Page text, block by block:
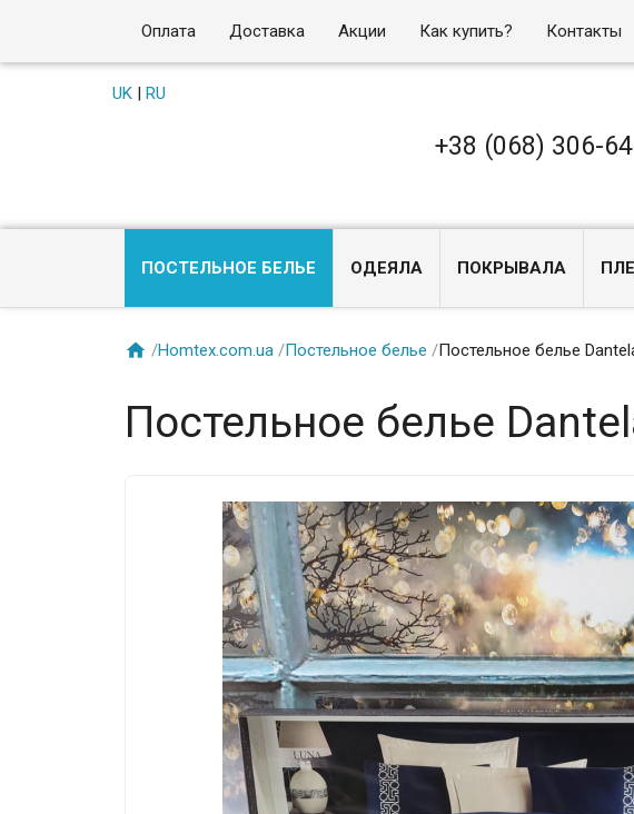
Оплата Доставка Акции Как купить? Контакты
UK| RU
+38 (068) 306-
ПОСТЕЛЬНОЕ БЕЛЬЕ ОДЕЯЛА ПОКРЫВАЛА
 /Homtex.com.ua /Постельное белье /Постельное белье
Постельное белье